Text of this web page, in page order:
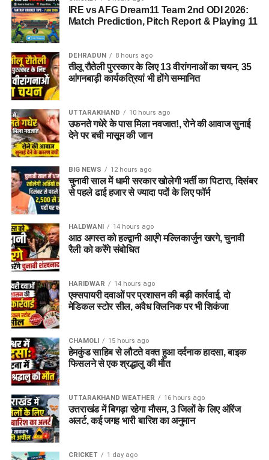
नैतिक जिम्मेदारी है।
कॉकरोच जनता पार्टी ने इसे बताया
लोकतंत्र की जीत
धर्मेंद्र प्रधान ने अपने कार्यकाल के दौरान प्रधानमंत्री के नेतृत्व में देश की
सेवा करने का अवसर मिलने पर आभार भी व्यक्त किया। उन्होंने कहा कि
इस जिम्मेदारी को निभाना उनके लिए सम्मान की बात रही।
इस बीच, प्रदर्शन कर रहे छात्रों की मांगों के बीच आए इस फैसले को लेकर
राजनीतिक प्रतिक्रियाएं भी सामने आने लगी हैं।
IRE vs AFG Dream11 Team 2nd ODI 2026:
Match Prediction, Pitch Report & Playing 11
DEHRADUN 8 hours ago
तीलू रौतेली पुरस्कार के लिए 13 वीरांगनाओं का चयन, 35
आंगनबाड़ी कार्यकत्रियां भी होंगे सम्मानित
UTTARAKHAND 10 hours ago
उफनते गधेरे के पास मिला नवजात!, रोने की आवाज सुनाई
देने पर बची मासूम की जान
BIG NEWS 12 hours ago
चुनावी साल में धामी सरकार खोलेगी भर्ती का पिटारा, दिसंबर
से पहले ढाई हजार से ज्यादा पदों के लिए फॉर्म
HALDWANI 14 hours ago
आठ अगस्त को हल्द्वानी आएंगे मल्लिकार्जुन खरगे, चुनावी
रैली को करेंगे संबोधित
HARIDWAR 14 hours ago
एक्सपायरी दवाओं पर प्रशासन की बड़ी कार्रवाई, दो
मेडिकल स्टोर सील, अवैध क्लिनिक पर भी शिकंजा
CHAMOLI 15 hours ago
हेमकुंड साहिब से लौटते वक्त हुआ दर्दनाक हादसा, बाइक
फिसलने से एक श्रद्धालु की मौत
UTTARAKHAND WEATHER 16 hours ago
उत्तराखंड में बिगड़ा रहेगा मौसम, 3 जिलों के लिए ऑरेंज
अलर्ट, कई जगह भारी बारिश का अनुमान
CRICKET 1 day ago